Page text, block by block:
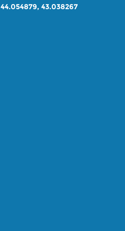
44.054879, 43.038267